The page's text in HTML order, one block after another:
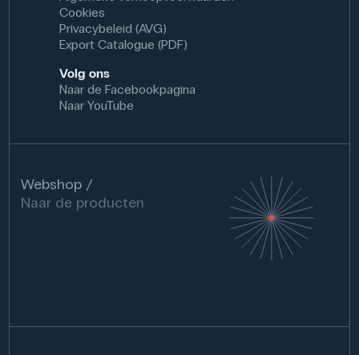
Cookies
Privacybeleid (AVG)
Export Catalogue (PDF)
Volg ons
Naar de Facebookpagina
Naar YouTube
Webshop
Naar de producten